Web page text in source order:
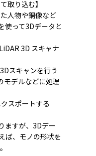
取り込む】
人物や銅像など
使って3Dデータと
3D スキャナ
スキャンを行う
モデルなどに処理
スポートする
ますが、3Dデー
ば、モノの形状を